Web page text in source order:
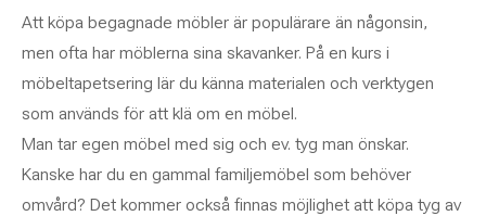
Att köpa begagnade möbler är populärare än någonsin,
men ofta har möblerna sina skavanker. På en kurs i
möbeltapetsering lär du känna materialen och verktygen
som används för att klä om en möbel.
Man tar egen möbel med sig och ev. tyg man önskar.
Kanske har du en gammal familjemöbel som behöver
omvård? Det kommer också finnas möjlighet att köpa tyg av